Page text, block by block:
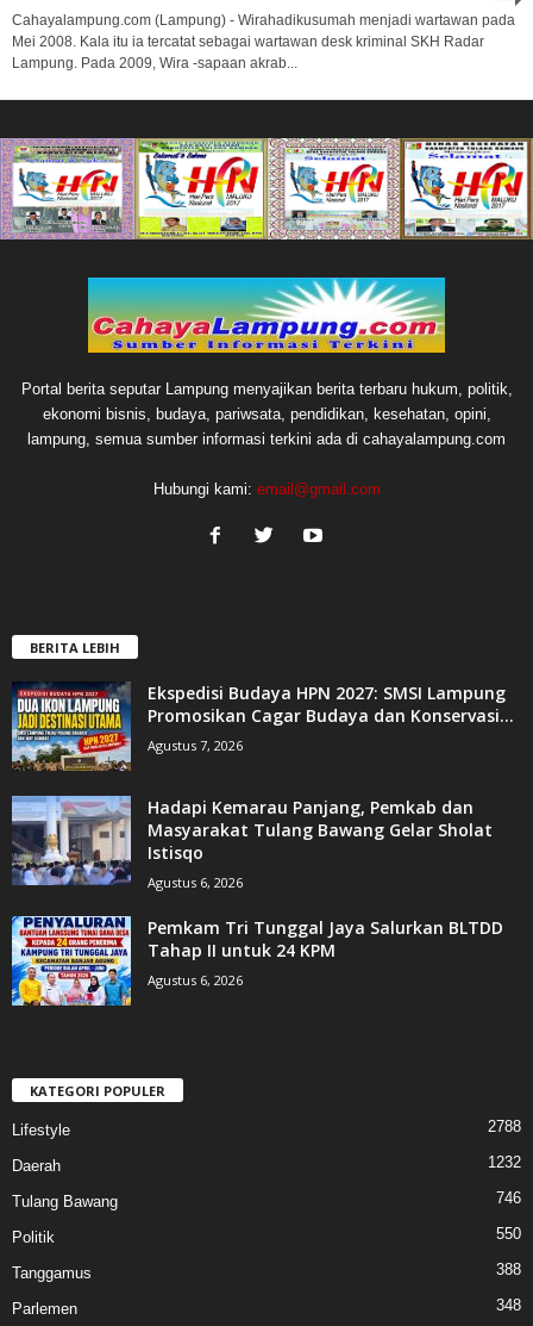
Cahayalampung.com (Lampung) - Wirahadikusumah menjadi wartawan pada
Mei 2008. Kala itu ia tercatat sebagai wartawan desk kriminal SKH Radar
Lampung. Pada 2009, Wira -sapaan akrab...
Portal berita seputar Lampung menyajikan berita terbaru hukum, politik,
ekonomi bisnis, budaya, pariwsata, pendidikan, kesehatan, opini,
lampung, semua sumber informasi terkini ada di cahayalampung.com
Hubungi kami: email@gmail.com
BERITA LEBIH
Ekspedisi Budaya HPN 2027: SMSI Lampung
Promosikan Cagar Budaya dan Konservasi...
Agustus 7, 2026
Hadapi Kemarau Panjang, Pemkab dan
Masyarakat Tulang Bawang Gelar Sholat
Istisqo
Agustus 6, 2026
Pemkam Tri Tunggal Jaya Salurkan BLTDD
Tahap II untuk 24 KPM
Agustus 6, 2026
KATEGORI POPULER
Lifestyle 2788
Daerah 1232
Tulang Bawang 746
Politik 550
Tanggamus 388
Parlemen 348